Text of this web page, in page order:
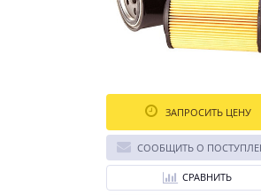
ЗАПРОСИТЬ ЦЕНУ
СООБЩИТЬ О
СРАВНИТЬ